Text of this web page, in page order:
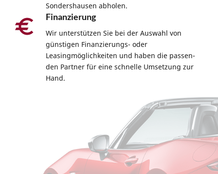
Sondershausen abholen.
Finanzierung
Wir unterstützen Sie bei der Auswahl von
günstigen Finanzierungs- oder
Leasingmöglichkeiten und haben die passen-
den Partner für eine schnelle Umsetzung zur
Hand.